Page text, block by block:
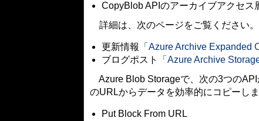
CopyBlob APIのアーカイブアクセス
詳細は、次のページをご覧ください。
更新情報 「Azure Archive Expanded
ブログポスト
「Azure Archive
Azure Blob Storageで、次の3つの
のURLからデータを効率的にコピーしま
Put Block From URL